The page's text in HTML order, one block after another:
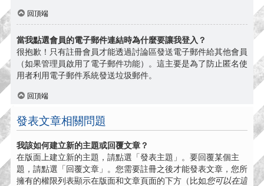
回頂端
當我點選會員的電子郵件連結時為什麼要讓我登入？
很抱歉！只有註冊會員才能透過討論區發送電子郵件給其他會員
（如果管理員啟用了電子郵件功能）。這主要是為了防止匿名使
用者利用電子郵件系統發送垃圾郵件。
回頂端
發表文章相關問題
我該如何建立新的主題或回覆文章？
在版面上建立新的主題，請點選「發表主題」。要回覆某個主
題，請點選「回覆文章」。您需要註冊之後才能發表文章，您所
擁有的權限列表顯示在版面和文章頁面的下方（比如您可以在這